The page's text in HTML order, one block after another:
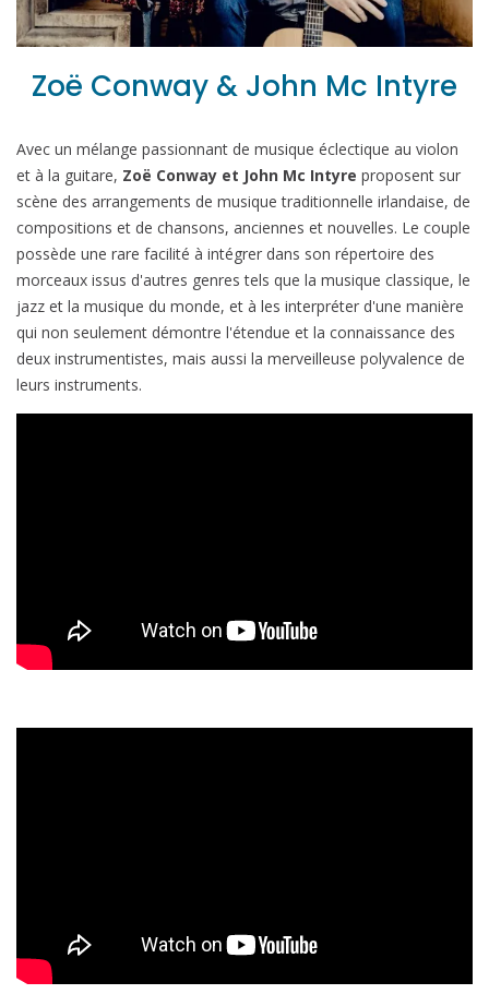
Zoë Conway & John Mc Intyre
Avec un mélange passionnant de musique éclectique au violon
et à la guitare, Zoë Conway et John Mc Intyre proposent sur
scène des arrangements de musique traditionnelle irlandaise, de
compositions et de chansons, anciennes et nouvelles. Le couple
possède une rare facilité à intégrer dans son répertoire des
morceaux issus d'autres genres tels que la musique classique, le
jazz et la musique du monde, et à les interpréter d'une manière
qui non seulement démontre l'étendue et la connaissance des
deux instrumentistes, mais aussi la merveilleuse polyvalence de
leurs instruments.